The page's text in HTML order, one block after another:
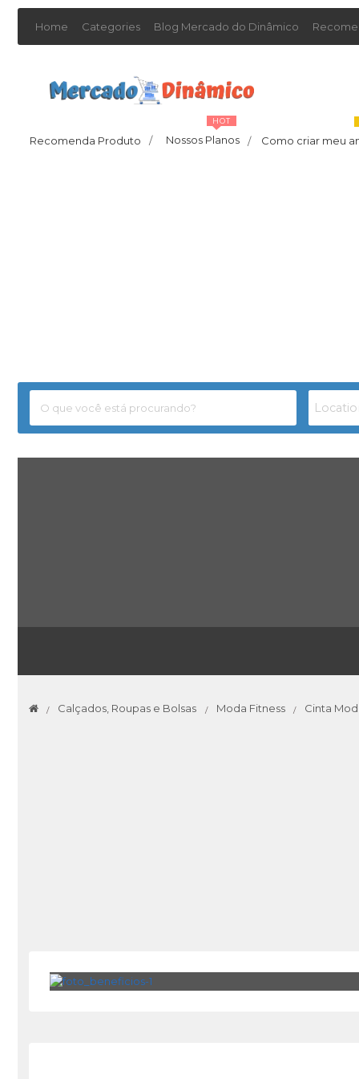
Home Categories Blog Mercado do Dinâmico
Recomenda Produto / Nossos Planos /
HOT
Como criar meu
Calçados, Roupas e Bolsas Moda Fitness Cinta